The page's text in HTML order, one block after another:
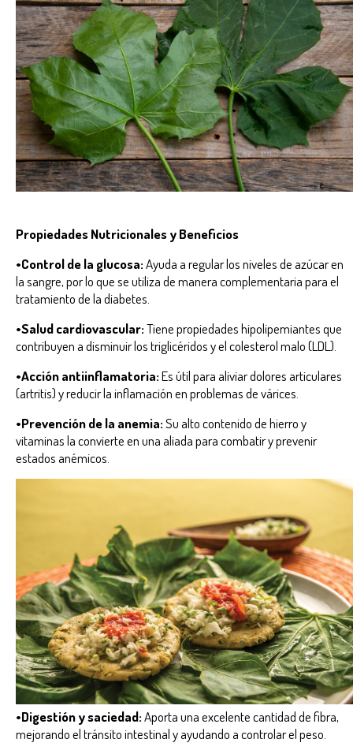
Propiedades Nutricionales y Beneficios
•Control de la glucosa:Ayuda a regular los niveles de azúcar en
la sangre, por lo que se utiliza de manera complementaria para el
tratamiento de la diabetes.
•Salud cardiovascular:Tiene propiedades hipolipemiantes que
contribuyen a disminuir los triglicéridos y el colesterol malo (LDL).
•Acción antiinflamatoria:Es útil para aliviar dolores articulares
(artritis) y reducir la inflamación en problemas de várices.
•Prevención de la anemia:Su alto contenido de hierro y
vitaminas la convierte en una aliada para combatir y prevenir
estados anémicos.
•Digestión y saciedad:Aporta una excelente cantidad de fibra,
mejorando el tránsito intestinal y ayudando a controlar el peso.